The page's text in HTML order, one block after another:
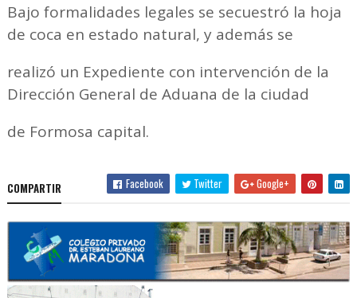
Bajo formalidades legales se secuestró la hoja
de coca en estado natural, y además se
realizó un Expediente con intervención de la
Dirección General de Aduana de la ciudad
de Formosa capital.
COMPARTIR Facebook Twitter Google+